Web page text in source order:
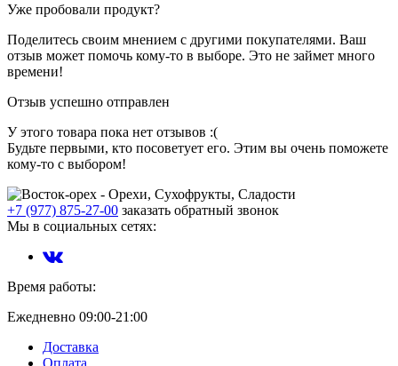
Уже пробовали продукт?
Поделитесь своим мнением с другими покупателями. Ваш
отзыв может помочь кому-то в выборе. Это не займет много
времени!
Отзыв успешно отправлен
У этого товара пока нет отзывов :(
Будьте первыми, кто посоветует его. Этим вы очень поможете
кому-то с выбором!
+7 (977) 875-27-00 заказать обратный звонок
Мы в социальных сетях:
Время работы:
Ежедневно 09:00-21:00
Доставка
Оплата